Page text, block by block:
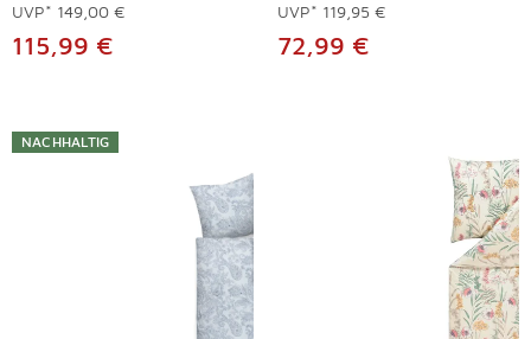
UVP* 149,00 €
115,99 €
UVP* 119,95 €
72,99 €
NACHHALTIG